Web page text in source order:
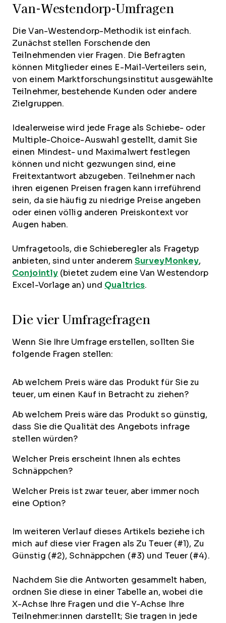
Van-Westendorp-Umfragen
Die Van-Westendorp-Methodik ist einfach.
Zunächst stellen Forschende den
Teilnehmenden vier Fragen. Die Befragten
können Mitglieder eines E-Mail-Verteilers sein,
von einem Marktforschungsinstitut ausgewählte
Teilnehmer, bestehende Kunden oder andere
Zielgruppen.
Idealerweise wird jede Frage als Schiebe- oder
Multiple-Choice-Auswahl gestellt, damit Sie
einen Mindest- und Maximalwert festlegen
können und nicht gezwungen sind, eine
Freitextantwort abzugeben. Teilnehmer nach
ihren eigenen Preisen fragen kann irreführend
sein, da sie häufig zu niedrige Preise angeben
oder einen völlig anderen Preiskontext vor
Augen haben.
Umfragetools, die Schieberegler als Fragetyp
anbieten, sind unter anderem SurveyMonkey,
Conjointly (bietet zudem eine Van Westendorp
Excel-Vorlage an) und Qualtrics.
Die vier Umfragefragen
Wenn Sie Ihre Umfrage erstellen, sollten Sie
folgende Fragen stellen:
Ab welchem Preis wäre das Produkt für Sie zu
teuer, um einen Kauf in Betracht zu ziehen?
Ab welchem Preis wäre das Produkt so günstig,
dass Sie die Qualität des Angebots infrage
stellen würden?
Welcher Preis erscheint Ihnen als echtes
Schnäppchen?
Welcher Preis ist zwar teuer, aber immer noch
eine Option?
Im weiteren Verlauf dieses Artikels beziehe ich
mich auf diese vier Fragen als Zu Teuer (#1), Zu
Günstig (#2), Schnäppchen (#3) und Teuer (#4).
Nachdem Sie die Antworten gesammelt haben,
ordnen Sie diese in einer Tabelle an, wobei die
X-Achse Ihre Fragen und die Y-Achse Ihre
Teilnehmer:innen darstellt; Sie tragen in jede